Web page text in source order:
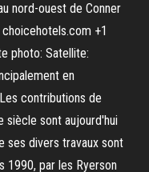
nord-ouest de Conner
+1
photo: Satellite:
en
contributions de
siècle sont aujourd'hui
ses divers travaux sont
1990, par les Ryerson